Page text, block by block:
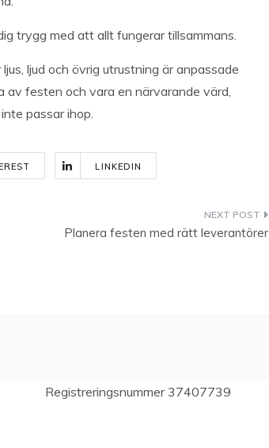
trygg med att allt fungerar tillsammans.
ljud och övrig utrustning är anpassade
festen och vara en närvarande värd,
passar ihop.
LINKEDIN
Planera festen med rätt leverantörer
Registreringsnummer 37407739